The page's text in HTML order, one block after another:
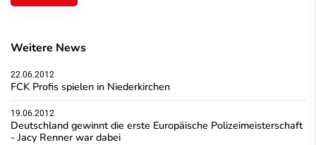
Weitere News
22.06.2012
FCK Profis spielen in Niederkirchen
19.06.2012
Deutschland gewinnt die erste Europäische Polizeimeisterschaft
- Jacy Renner war dabei